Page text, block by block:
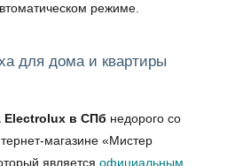
режиме.
для дома и квартиры
Electrolux в СПб недорого со
магазине «Мистер
является официальным